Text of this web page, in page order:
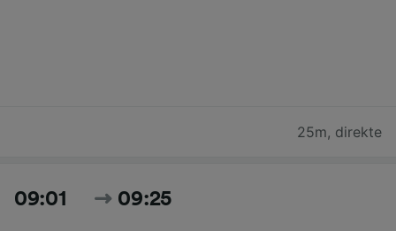
25m, direkte
09:01 09:25